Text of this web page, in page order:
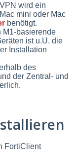
wird ein
mini oder Mac
benötigt.
M1-basierende
ist u.U. die
Installation
des
der Zentral- und
FortiClient